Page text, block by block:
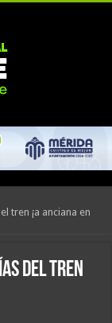
tren ¡a anciana en
del tren